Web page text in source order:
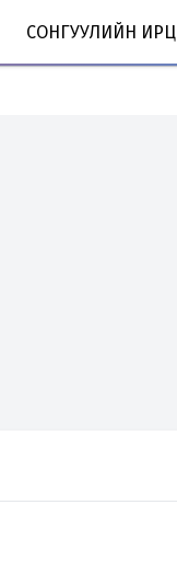
СОНГУУЛИЙН ИРЦ